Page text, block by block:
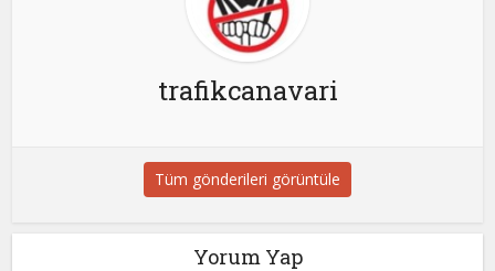
trafikcanavari
Tüm gönderileri görüntüle
Yorum Yap